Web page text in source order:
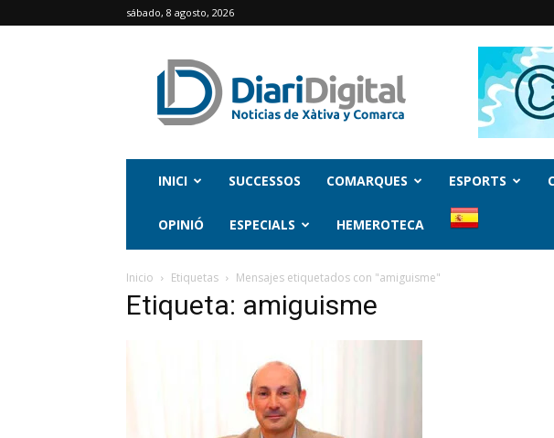
sábado, 8 agosto, 2026
INICI SUCCESSOS COMARQUES ESPORTS
OPINIÓ ESPECIALS HEMEROTECA
Inicio Etiquetas Mensajes etiquetados con "amiguisme"
Etiqueta: amiguisme